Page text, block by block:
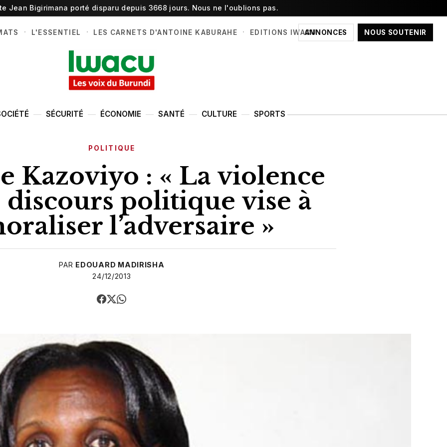
Jean Bigirimana porté disparu depuis 3668 jours. Nous ne l'oublions pas.
ANNONCES NOUS SOUTENIR
· L'ESSENTIEL · LES CARNETS D'ANTOINE KABURAHE · EDITIONS IWACU
SÉCURITÉ ÉCONOMIE SANTÉ CULTURE SPORTS
POLITIQUE
Kazoviyo : « La violence
discours politique vise à
l’adversaire »
PAR EDOUARD MADIRISHA
24/12/2013